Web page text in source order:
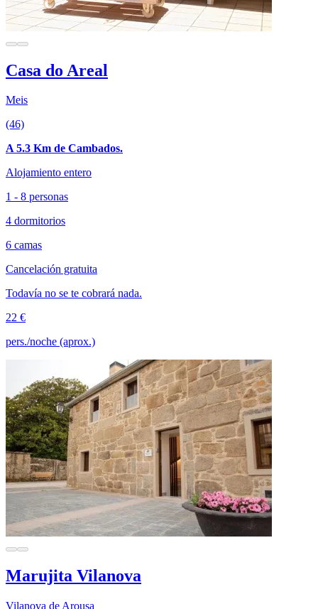
Casa do Areal
Meis
(46)
A 5.3 Km de Cambados.
Alojamiento entero
1 - 8 personas
4 dormitorios
6 camas
Cancelación gratuita
Todavía no se te cobrará nada.
22 €
pers./noche (aprox.)
Marujita Vilanova
Vilanova de Arousa